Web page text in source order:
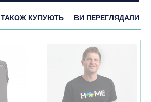
ТАКОЖ КУПУЮТЬ ВИ ПЕРЕГЛЯДАЛИ